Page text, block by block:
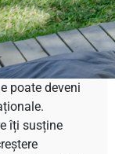
poate deveni
îți susține